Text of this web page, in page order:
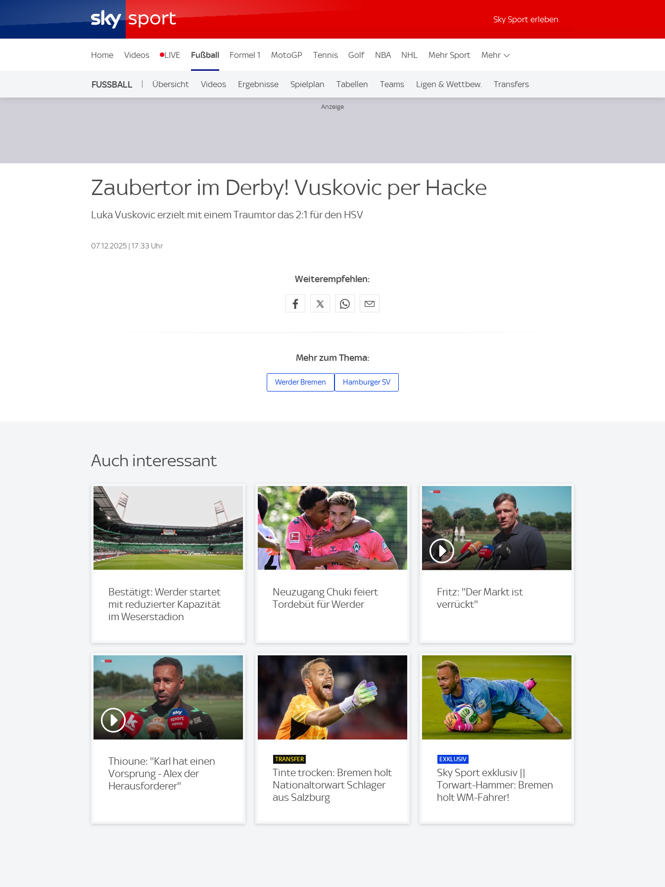
Sky Sport erleben
Home Videos LIVE Fußball Formel 1 MotoGP Tennis Golf NBA NHL Mehr Sport Mehr
FUSSBALL Übersicht Videos Ergebnisse Spielplan Tabellen Teams Ligen & Wettbew. Transfers
Zaubertor im Derby! Vuskovic per Hacke
Luka Vuskovic erzielt mit einem Traumtor das 2:1 für den HSV
07.12.2025 | 17:33 Uhr
Weiterempfehlen:
Mehr zum Thema:
Werder Bremen Hamburger SV
Auch interessant
Bestätigt: Werder startet
mit reduzierter Kapazität
im Weserstadion
Neuzugang Chuki feiert
Tordebüt für Werder
Fritz: ''Der Markt ist
verrückt''
Thioune: ''Karl hat einen
Vorsprung - Alex der
Herausforderer''
TRANSFER
Tinte trocken: Bremen holt
Nationaltorwart Schlager
aus Salzburg
EXKLUSIV
Sky Sport exklusiv ||
Torwart-Hammer: Bremen
holt WM-Fahrer!